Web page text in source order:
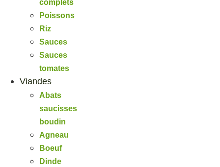
complets
Poissons
Riz
Sauces
Sauces
tomates
Viandes
Abats
saucisses
boudin
Agneau
Boeuf
Dinde